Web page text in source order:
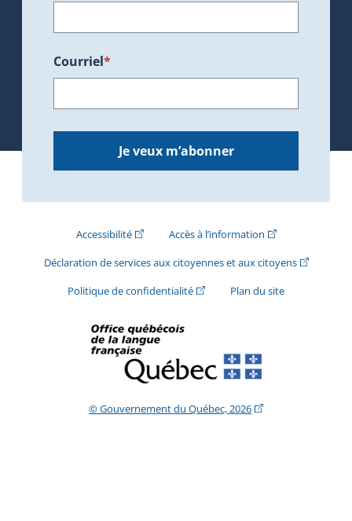
Courriel*
Je veux m’abonner
Accessibilité(Cet hyperlien externe s'ouvrira dans une
Accès à l’information(Cet hyperlien
Déclaration de services aux citoyennes et aux citoyens(Cet
Politique de confidentialité(Cet hyperlien externe s'ouvrira
Plan du site
© Gouvernement du Québec, 2026(Cet hyperlien